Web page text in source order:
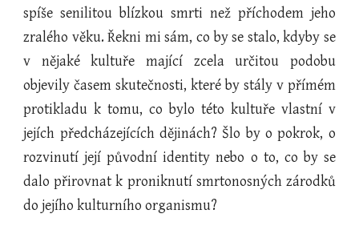
spíše senilitou blízkou smrti než příchodem jeho
zralého věku. Řekni mi sám, co by se stalo, kdyby se
v nějaké kultuře mající zcela určitou podobu
objevily časem skutečnosti, které by stály v přímém
protikladu k tomu, co bylo této kultuře vlastní v
jejích předcházejících dějinách? Šlo by o pokrok, o
rozvinutí její původní identity nebo o to, co by se
dalo přirovnat k proniknutí smrtonosných zárodků
do jejího kulturního organismu?